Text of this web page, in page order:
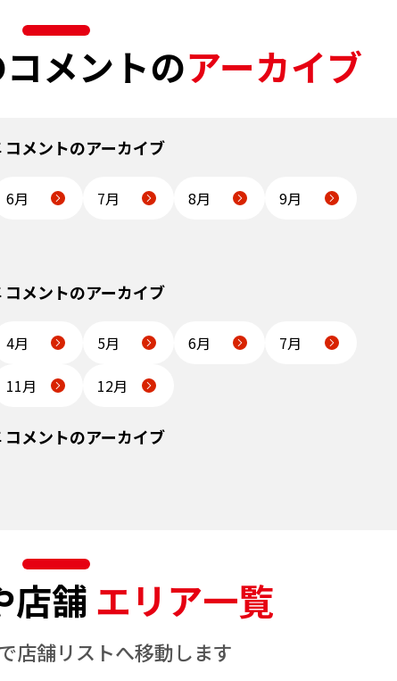
コメントのアーカイブ
メントのアーカイブ
6月 7月 8月
9月
メントのアーカイブ
4月 5月 6月
7月
11月 12月
メントのアーカイブ
店舗 エリア一覧
店舗リストへ移動します